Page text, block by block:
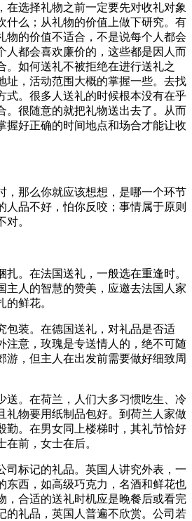
在选择礼物之前一定要先对收礼对象
什么；从礼物的价值上做下研究。有
物的价值不适合，不是说每个人都会
人都会喜欢廉价的，这些都是因人而
。如何送礼不被拒绝在进行送礼之
址，活动范围大概的掌握一些。去找
式。很多人送礼的时候根本没有在乎
。很随意的就把礼物送出去了。从而
握好正确的时间地点和场合才能让收
，那么你就应该想想，是哪一个环节
人品不好，怕你反咬；事情属于原则
。
。在法国送礼，一般选在重逢时。
主人的智慧的赞美，应邀去法国人家
的鲜花。
包装。在德国送礼，对礼品是否适
注意，玫瑰是专送情人的，绝不可随
游，但主人在出发前需要做好细致周
送。在荷兰，人们大多习惯吃生、冷
礼物要用纸制品包好。到荷兰人家做
勤。在男女同上楼梯时，其礼节恰好
前，女士在后。
司标记的礼品。英国人讲究外表，一
东西，如高级巧克力，名酒和鲜花也
，合适的送礼时机应是晚餐后或看完
的礼品，英国人普遍不欣赏。公司若